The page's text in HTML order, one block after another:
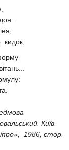
Київ.
1986, стор.